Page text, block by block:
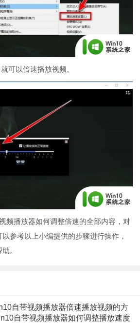
可以倍速播放视频。
播放器如何调整倍速的全部内容，对
参考以上小编提供的步骤进行操作，
。
自带视频播放器倍速播放视频的方
自带视频播放器如何调整播放速度